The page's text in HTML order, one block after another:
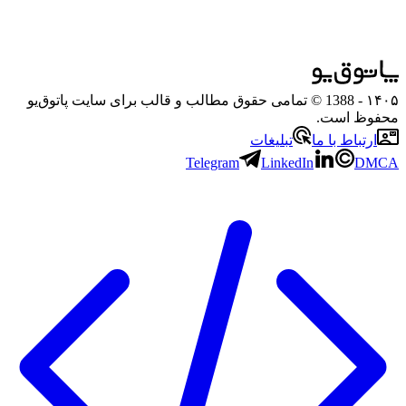
۱۴۰۵
- 1388 © تمامی حقوق مطالب و قالب برای سایت پاتوق‌یو
محفوظ است.
ارتباط با ما
تبلیغات
Telegram
LinkedIn DMCA